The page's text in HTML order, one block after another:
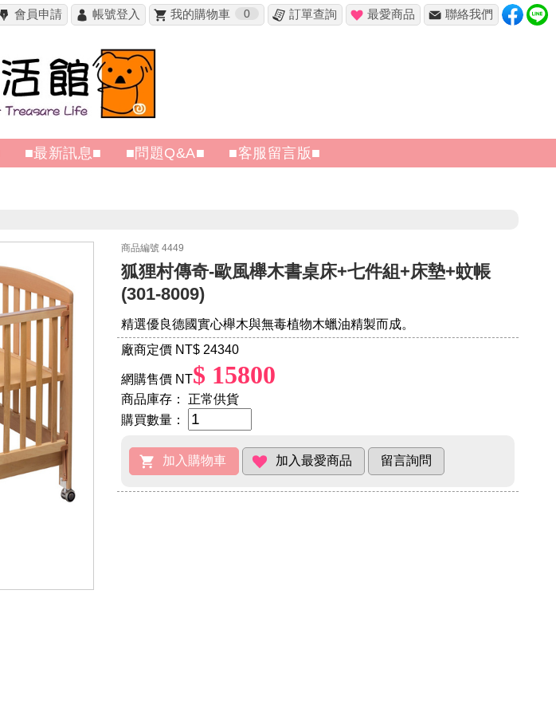
會員申請 帳號登入 我的購物車 0 訂單查詢 最愛商品 聯絡我們
■最新訊息■ ■問題Q&A■ ■客服留言版■
✖
商品編號 4449
狐狸村傳奇-歐風櫸木書桌床+七件組+床墊+蚊帳
(301-8009)
精選優良德國實心櫸木與無毒植物木蠟油精製而成。
廠商定價 NT$ 24340
網購售價 NT$ 15800
商品庫存：
正常供貨
購買數量：